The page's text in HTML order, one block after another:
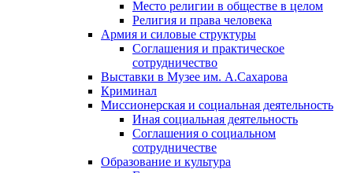
Место религии в обществе в целом
Религия и права человека
Армия и силовые структуры
Соглашения и практическое
сотрудничество
Выставки в Музее им. А.Сахарова
Криминал
Миссионерская и социальная деятельность
Иная социальная деятельность
Соглашения о социальном
сотрудничестве
Образование и культура